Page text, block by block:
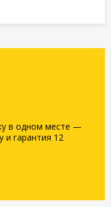
в одном месте —
и гарантия 12